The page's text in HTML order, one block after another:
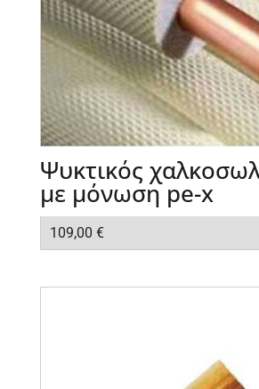
Ψυκτικός
με μόνωση pe-x
109,00 €